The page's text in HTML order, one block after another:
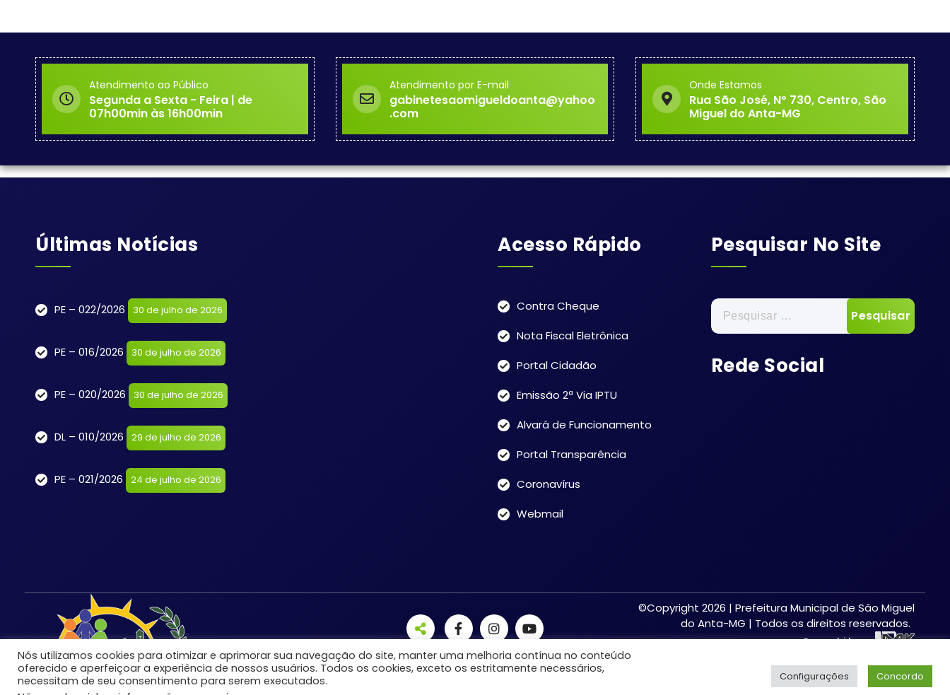
Atendimento ao Público
Segunda a Sexta - Feira | de
07h00min às 16h00min
Atendimento por E-mail
gabinetesaomigueldoanta@yahoo
.com
Onde Estamos
Rua São José, Nº 730, Centro, São
Miguel do Anta-MG
Últimas Notícias
PE – 022/2026 30 de julho de 2026
PE – 016/2026 30 de julho de 2026
PE – 020/2026 30 de julho de 2026
DL – 010/2026 29 de julho de 2026
PE – 021/2026 24 de julho de 2026
Acesso Rápido
Contra Cheque
Nota Fiscal Eletrônica
Portal Cidadão
Emissão 2ª Via IPTU
Alvará de Funcionamento
Portal Transparência
Coronavírus
Webmail
Pesquisar No Site
Pesquisar
por:
Rede Social
©Copyright 2026 | Prefeitura Municipal de São Miguel
do Anta-MG | Todos os direitos reservados.
Desenvolvido por:
Nós utilizamos cookies para otimizar e aprimorar sua navegação do site, manter uma melhoria contínua no conteúdo
oferecido e aperfeiçoar a experiência de nossos usuários. Todos os cookies, exceto os estritamente necessários,
necessitam de seu consentimento para serem executados.
Configurações Concordo